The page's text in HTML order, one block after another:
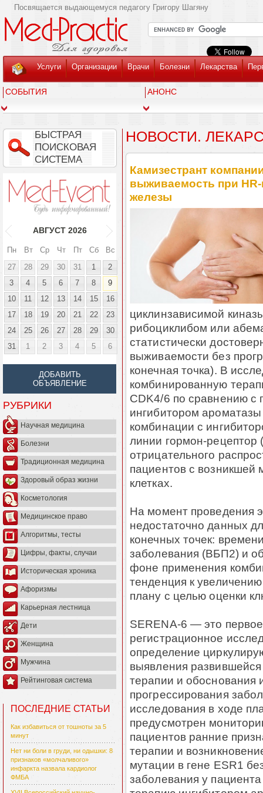
Посвящается выдающемуся педагогу Григору Шагяну
Услуги Организации Врачи Болезни Лекарства
СОБЫТИЯ АНОНС
БЫСТРАЯ
ПОИСКОВАЯ
СИСТЕМА
АВГУСТ 2026
Пн Вт Ср Чт Пт Сб
Вс
27
28 29 30 31 1
2
3
4 5 6 7 8
9
10
11 12 13 14 15
16
17
18 19 20 21 22
23
24
25 26 27 28 29
30
31
1 2 3 4 5 6
ДОБАВИТЬ
ОБЪЯВЛЕНИЕ
РУБРИКИ
Научная медицина
Болезни
Традиционная медицина
Здоровый образ жизни
Косметология
Медицинское право
Алгоритмы, тесты
Цифры, факты, случаи
Историческая хроника
Афоризмы
Карьерная лестница
Дети
Женщина
Мужчина
Рейтинговая система
ПОСЛЕДНИЕ СТАТЬИ
Как избавиться от тошноты за 5
минут
Нет ни боли в груди, ни одышки: 8
признаков «молчаливого»
инфаркта назвала кардиолог
ФМБА
НОВОСТИ.
Камизестрант
выживаемость при
железы
циклинзависимой
рибоциклибом или
статистически
выживаемости без
конечная точка). В
комбинированную
CDK4/6 по сравнению с
ингибитором
комбинации с
линии гормон-рецептор
отрицательного
пациентов с возникшей
клетках.
На момент проведения
недостаточно данных
конечных точек:
заболевания (ВБП2) и
фоне применения
тенденция к
плану с целью оценки
SERENA-6 — это
регистрационное
определение
выявления
терапии и обоснования
прогрессирования
исследования в ходе
предусмотрен
пациентов ранние
терапии и
мутации в гене ESR1
заболевания у